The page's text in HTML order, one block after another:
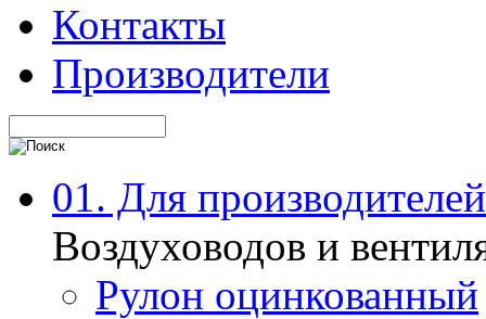
Контакты
Производители
01. Для производителей
Воздуховодов и
Рулон оцинкованный